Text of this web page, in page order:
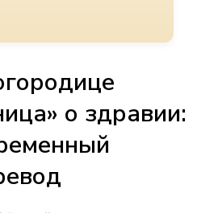
о здравии: